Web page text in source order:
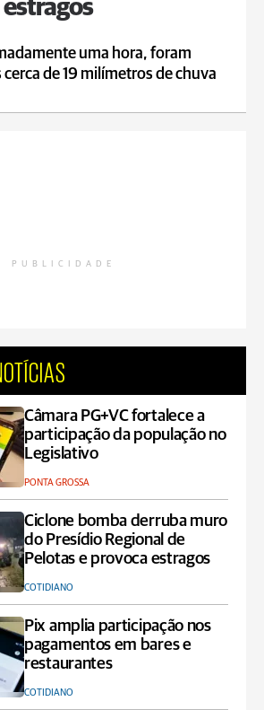
uma hora, foram
de 19 milímetros de chuva
PUBLICIDADE
Câmara PG+VC fortalece a
participação da população no
Legislativo
PONTA GROSSA
Ciclone bomba derruba muro
do Presídio Regional de
Pelotas e provoca estragos
COTIDIANO
Pix amplia participação nos
pagamentos em bares e
restaurantes
COTIDIANO